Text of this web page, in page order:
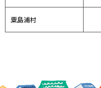
粟島浦村